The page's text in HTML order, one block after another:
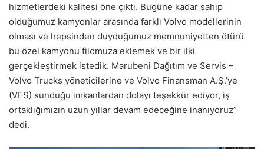
hizmetlerdeki kalitesi öne çıktı. Bugüne kadar sahip
olduğumuz kamyonlar arasında farklı Volvo modellerinin
olması ve hepsinden duyduğumuz memnuniyetten ötürü
bu özel kamyonu filomuza eklemek ve bir ilki
gerçekleştirmek istedik. Marubeni Dağıtım ve Servis –
Volvo Trucks yöneticilerine ve Volvo Finansman A.Ş.’ye
(VFS) sunduğu imkanlardan dolayı teşekkür ediyor, iş
ortaklığımızın uzun yıllar devam edeceğine inanıyoruz”
dedi.